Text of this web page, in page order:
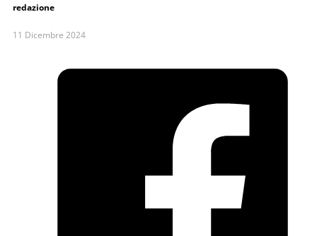
redazione
11 Dicembre 2024